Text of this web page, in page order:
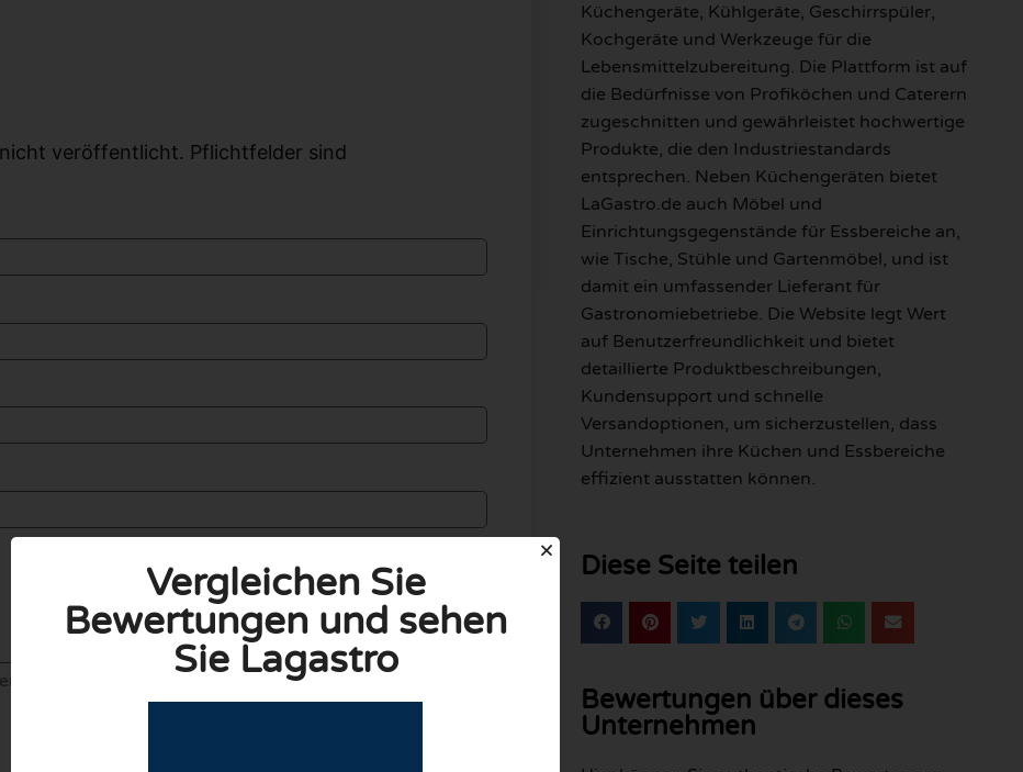
veröffentlicht. Pflichtfelder sind
Küchengeräte, Kühlgeräte, Geschirrspüler,
Kochgeräte und Werkzeuge für die
Lebensmittelzubereitung. Die Plattform ist auf
die Bedürfnisse von Profiköchen und Caterern
zugeschnitten und gewährleistet hochwertige
Produkte, die den Industriestandards
entsprechen. Neben Küchengeräten bietet
LaGastro.de auch Möbel und
Einrichtungsgegenstände für Essbereiche an,
wie Tische, Stühle und Gartenmöbel, und ist
damit ein umfassender Lieferant für
Gastronomiebetriebe. Die Website legt Wert
auf Benutzerfreundlichkeit und bietet
detaillierte Produktbeschreibungen,
Kundensupport und schnelle
Versandoptionen, um sicherzustellen, dass
Unternehmen ihre Küchen und Essbereiche
effizient ausstatten können.
Diese Seite teilen
Bewertungen über dieses
Unternehmen
Vergleichen Sie
Bewertungen und sehen
Sie Lagastro